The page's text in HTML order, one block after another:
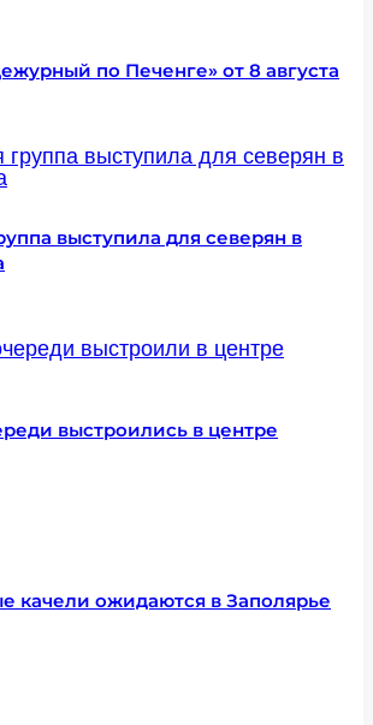
по Печенге» от 8 августа
выступила для северян в
выстроились в центре
качели ожидаются в Заполярье